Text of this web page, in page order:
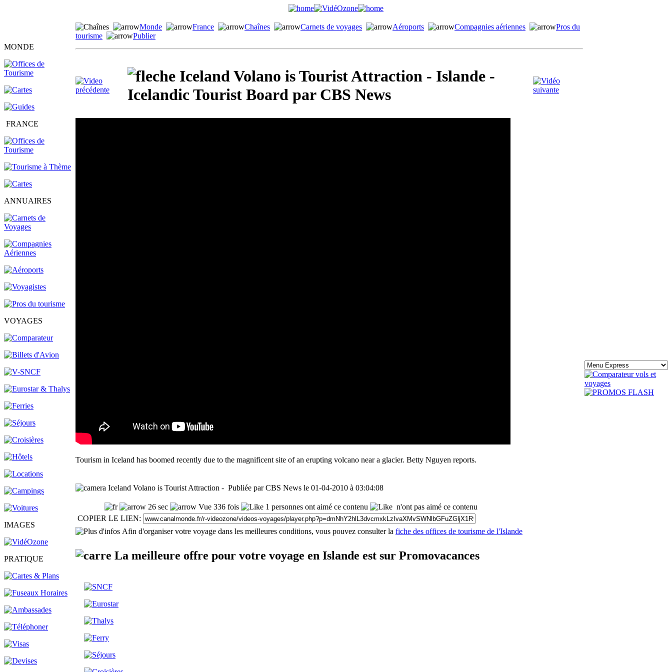
MONDE
FRANCE
ANNUAIRES
VOYAGES
IMAGES
PRATIQUE
Monde France Chaînes Carnets de voyages Aéroports Compagnies aériennes
Pros du
tourisme
Publier
Iceland Volano is Tourist Attraction - Islande -
Icelandic Tourist Board par CBS News
Tourism in Iceland has boomed recently due to the magnificent site of an erupting volcano near a glacier. Betty Nguyen reports.
Iceland Volano is Tourist Attraction - Publiée par CBS News le 01-04-2010 à 03:04:08
26 sec Vue 336 fois 1 personnes ont aimé ce contenu
n'ont pas aimé ce contenu
COPIER LE LIEN:
Afin d'organiser votre voyage dans les meilleures conditions, vous pouvez consulter la fiche des offices de tourisme de l'Islande
La meilleure offre pour votre voyage en Islande est sur Promovacances